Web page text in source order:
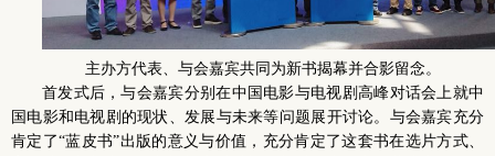
主办方代表、与会嘉宾共同为新书揭幕并合影留念。
首发式后，与会嘉宾分别在中国电影与电视剧高峰对话会上就中
国电影和电视剧的现状、发展与未来等问题展开讨论。与会嘉宾充分
肯定了“蓝皮书”出版的意义与价值，充分肯定了这套书在选片方式、